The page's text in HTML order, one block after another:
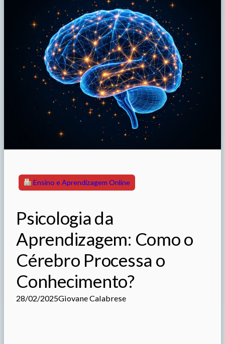
Ensino e Aprendizagem Online
Psicologia da
Aprendizagem: Como o
Cérebro Processa o
Conhecimento?
28/02/2025Giovane Calabrese